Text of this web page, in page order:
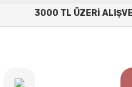
3000 TL ÜZERİ